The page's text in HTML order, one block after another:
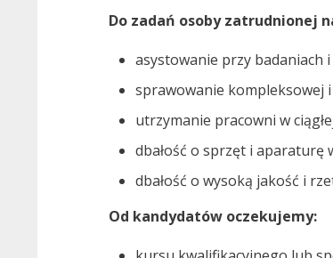
Do zadań osoby zatrudnionej
asystowanie przy badaniach
sprawowanie kompleksowej
utrzymanie pracowni w
dbałość o sprzęt i aparaturę
dbałość o wysoką jakość i
Od kandydatów oczekujemy: